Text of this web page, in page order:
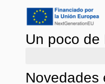
Un poco de
Novedades